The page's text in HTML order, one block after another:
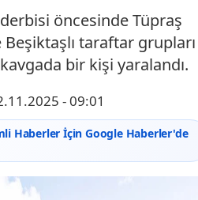
öncesinde Tüpraş
taraftar grupları
bir kişi yaralandı.
- 09:01
Haberler İçin Google Haberler'de